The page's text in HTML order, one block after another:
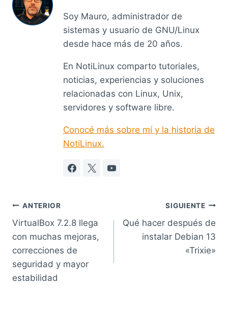
Soy Mauro, administrador de
sistemas y usuario de GNU/Linux
desde hace más de 20 años.
En NotiLinux comparto tutoriales,
noticias, experiencias y soluciones
relacionadas con Linux, Unix,
servidores y software libre.
Conocé más sobre mí y la historia de
NotiLinux.
Navegación
de
entradas
ANTERIOR
VirtualBox 7.2.8 llega
con muchas mejoras,
correcciones de
seguridad y mayor
estabilidad
SIGUIENTE
Qué hacer después de
instalar Debian 13
«Trixie»